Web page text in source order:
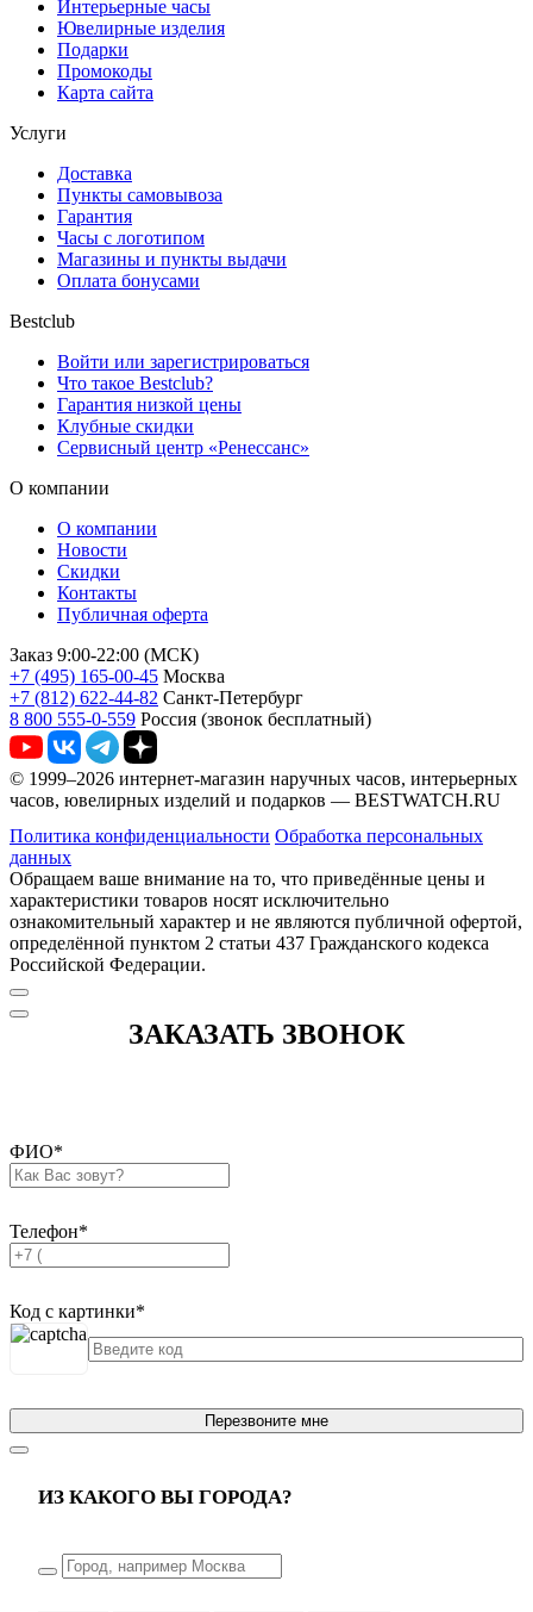
Интерьерные часы
Ювелирные изделия
Подарки
Промокоды
Карта сайта
Услуги
Доставка
Пункты самовывоза
Гарантия
Часы с логотипом
Магазины и пункты выдачи
Оплата бонусами
Bestclub
Войти или зарегистрироваться
Что такое Bestclub?
Гарантия низкой цены
Клубные скидки
Сервисный центр «Ренессанс»
О компании
О компании
Новости
Скидки
Контакты
Публичная оферта
Заказ 9:00-22:00 (МСК)
+7 (495) 165-00-45 Москва
+7 (812) 622-44-82 Санкт-Петербург
8 800 555-0-559 Россия (звонок бесплатный)
© 1999–2026 интернет-магазин наручных часов, интерьерных
часов, ювелирных изделий и подарков — BESTWATCH.RU
Политика конфиденциальности Обработка персональных
данных
Обращаем ваше внимание на то, что приведённые цены и
характеристики товаров носят исключительно
ознакомительный характер и не являются публичной офертой,
определённой пунктом 2 статьи 437 Гражданского кодекса
Российской Федерации.
ЗАКАЗАТЬ ЗВОНОК
ФИО*
Телефон*
Код с картинки*
Перезвоните мне
ИЗ КАКОГО ВЫ ГОРОДА?